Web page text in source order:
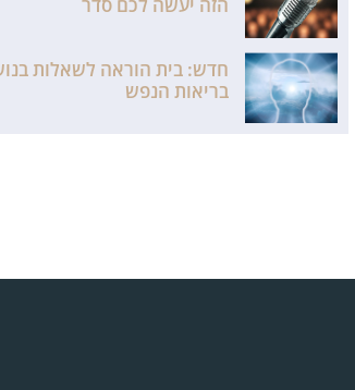
הזה יעשה לכם סדר
חדש: בית הוראה לשאלות
בריאות הנפש